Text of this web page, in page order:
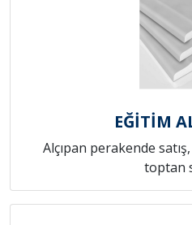
EĞİTİM
Alçıpan perakende
toptan